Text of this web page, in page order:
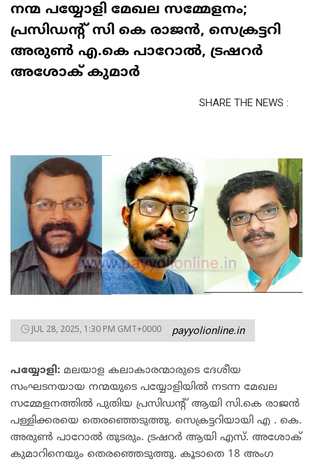
നന്മ പയ്യോളി മേഖല സമ്മേളനം;
പ്രസിഡൻ്റ് സി കെ രാജൻ, സെക്രട്ടറി
അരുൺ എ.കെ പാറോൽ, ട്രഷറർ
അശോക് കുമാർ
SHARE THE NEWS :
JUL 28, 2025, 1:30 PM GMT+0000 payyolionline.in
പയ്യോളി: മലയാള കലാകാരന്മാരുടെ ദേശീയ
സംഘടനയായ നന്മയുടെ പയ്യോളിയിൽ നടന്ന മേഖല
സമ്മേളനത്തിൽ പുതിയ പ്രസിഡൻ്റ് ആയി സി.കെ രാജൻ
പള്ളിക്കരയെ തെരഞ്ഞെടുത്തു. സെക്രട്ടറിയായി എ . കെ.
അരുൺ പാറോൽ തുടരും. ട്രഷറർ ആയി എസ്. അശോക്
കുമാറിനെയും തെരഞ്ഞെടുത്തു. കൂടാതെ 18 അംഗ